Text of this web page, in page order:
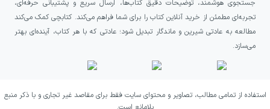
کتاب به‌ویژه برای کسانی جذاب است که از
بیماری و ترس از فقدان لذت می‌برند و می‌خواهند
تجربه می‌کند.
جستجوی هوشمند، توضیحات دقیق کتاب‌ها، ارسال سریع و پشتیبانی حرفه‌ای،
تجربه‌ای مطمئن از خرید آنلاین کتاب را برای شما فراهم می‌کند. کتابچی کمک می‌کند
مطالعه به عادتی شیرین و ماندگار تبدیل شود؛ عادتی که با هر کتاب، آینده‌ای بهتر
می‌سازد.
استفاده از تمامی مطالب، تصاویر و محتوای سایت فقط برای مقاصد غیر تجاری و با ذکر منبع